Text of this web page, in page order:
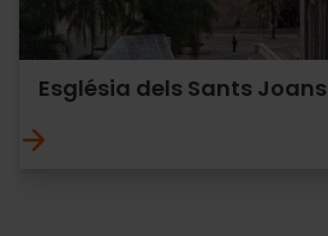
Església dels Sants Joans